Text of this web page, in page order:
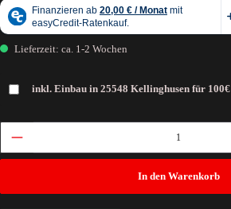
Lieferzeit: ca. 1-2 Wochen
inkl. Einbau in 25548 Kellinghusen für 100€
In den Warenkorb